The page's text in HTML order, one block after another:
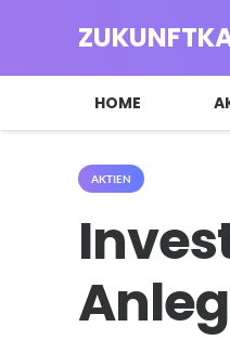
HOME
AKTIEN